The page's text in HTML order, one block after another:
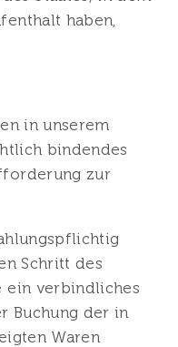
haben,
in unserem
bindendes
zur
Schritt des
ein verbindliches
Buchung der in
Waren